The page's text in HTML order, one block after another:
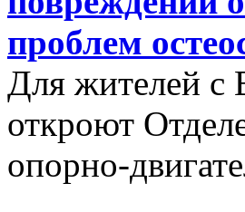
проблем
Для жителей с
откроют
опорно-